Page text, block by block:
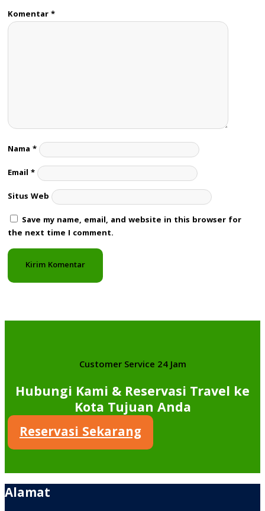
Komentar*
Nama *
Email *
Situs Web
Save my name, email, and website in this browser for
the next time I comment.
Customer Service 24 Jam
Hubungi Kami & Reservasi Travel ke
Kota Tujuan Anda
Reservasi Sekarang
Alamat